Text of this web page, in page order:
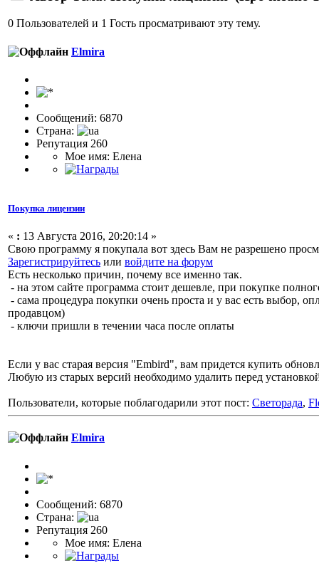
0 Пользователей и 1 Гость просматривают эту тему.
Elmira
Сообщений: 6870
Страна:
Репутация 260
Мое имя: Елена
Покупка лицензии
« : 13 Августа 2016, 20:20:14 »
Свою программу я покупала вот здесь Вам не разрешено
Зарегистрируйтесь или войдите на форум
Есть несколько причин, почему все именно так.
- на этом сайте программа стоит дешевле, при покупке
- сама процедура покупки очень проста и у вас есть выбор,
продавцом)
- ключи пришли в течении часа после оплаты
Если у вас старая версия "Embird", вам придется купить
Любую из старых версий необходимо удалить перед
Пользователи, которые поблагодарили этот пост: Светорада,
Elmira
Сообщений: 6870
Страна:
Репутация 260
Мое имя: Елена